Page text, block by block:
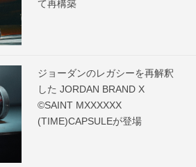
て再構築
ジョーダンのレガシーを再解釈
した JORDAN BRAND X
©SAINT MXXXXXX
(TIME)CAPSULEが登場